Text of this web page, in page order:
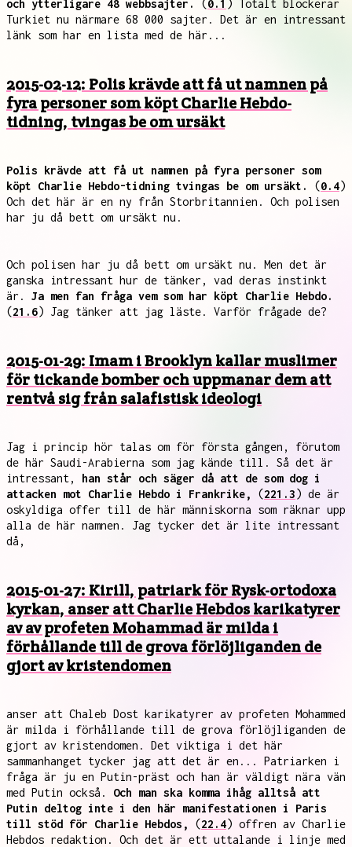
och ytterligare 48 webbsajter. ( 0.1 ) Totalt blockerar
Turkiet nu närmare 68 000 sajter. Det är en intressant
länk som har en lista med de här...
2015-02-12: Polis krävde att få ut namnen på
fyra personer som köpt Charlie Hebdo-
tidning, tvingas be om ursäkt
Polis krävde att få ut namnen på fyra personer som
köpt Charlie Hebdo-tidning tvingas be om ursäkt.
(0.4)
Och det här är en ny från Storbritannien. Och polisen
har ju då bett om ursäkt nu.
Och polisen har ju då bett om ursäkt nu. Men det är
ganska intressant hur de tänker, vad deras instinkt
är. Ja men fan fråga vem som har köpt Charlie Hebdo.
(21.6) Jag tänker att jag läste. Varför frågade de?
2015-01-29: Imam i Brooklyn kallar muslimer
för tickande bomber och uppmanar dem att
rentvå sig från salafistisk ideologi
Jag i princip hör talas om för första gången, förutom
de här Saudi-Arabierna som jag kände till. Så det är
intressant, han står och säger då att de som dog i
attacken mot Charlie Hebdo i Frankrike,
(221.3) de är
oskyldiga offer till de här människorna som räknar upp
alla de här namnen. Jag tycker det är lite intressant
då,
2015-01-27: Kirill, patriark för Rysk-ortodoxa
kyrkan, anser att Charlie Hebdos karikatyrer
av av profeten Mohammad är milda i
förhållande till de grova förlöjliganden de
gjort av kristendomen
anser att Chaleb Dost karikatyrer av profeten Mohammed
är milda i förhållande till de grova förlöjliganden de
gjort av kristendomen. Det viktiga i det här
sammanhanget tycker jag att det är en... Patriarken i
fråga är ju en Putin-präst och han är väldigt nära vän
med Putin också. Och man ska komma ihåg alltså att
Putin deltog inte i den här manifestationen i Paris
till stöd för Charlie Hebdos,
(22.4) offren av Charlie
Hebdos redaktion. Och det är ett uttalande i linje med